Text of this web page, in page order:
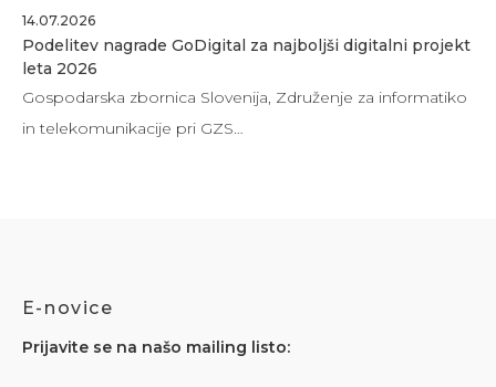
14.07.2026
Podelitev nagrade GoDigital za najboljši digitalni projekt
leta 2026
Gospodarska zbornica Slovenija, Združenje za informatiko
in telekomunikacije pri GZS…
E-novice
Prijavite se na našo mailing listo: